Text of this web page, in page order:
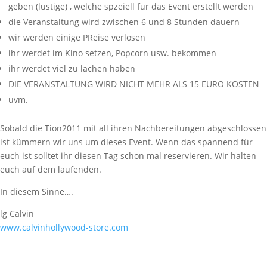
geben (lustige) , welche spzeiell für das Event erstellt werden
die Veranstaltung wird zwischen 6 und 8 Stunden dauern
wir werden einige PReise verlosen
ihr werdet im Kino setzen, Popcorn usw. bekommen
ihr werdet viel zu lachen haben
DIE VERANSTALTUNG WIRD NICHT MEHR ALS 15 EURO KOSTEN
uvm.
Sobald die Tion2011 mit all ihren Nachbereitungen abgeschlossen
ist kümmern wir uns um dieses Event. Wenn das spannend für
euch ist solltet ihr diesen Tag schon mal reservieren. Wir halten
euch auf dem laufenden.
In diesem Sinne….
lg Calvin
www.calvinhollywood-store.com